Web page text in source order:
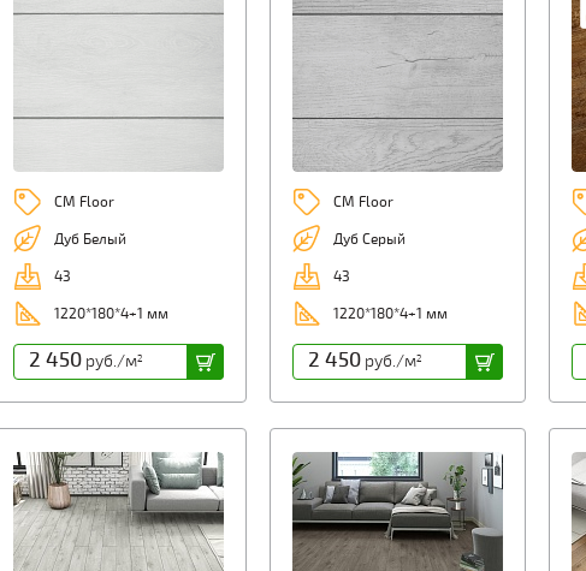
CM Floor
Дуб Белый
43
1220*180*4+1 мм
2 450руб./м2
CM Floor
Дуб Серый
43
1220*180*4+1 мм
2 450руб./м2